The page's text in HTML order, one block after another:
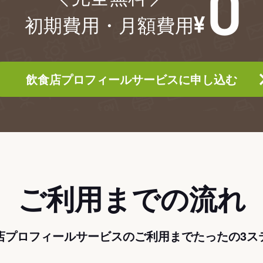
初期費用・月額費用
飲食店プロフィールサービスに申し込む
ご利用までの流れ
プロフィールサービスのご利用までたったの3ス